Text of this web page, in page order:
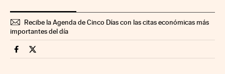
Recibe la Agenda de Cinco Días con las citas económicas más
importantes del día
Opinion Cinco Días en Facebook
Opinion Cinco Días en Twitter